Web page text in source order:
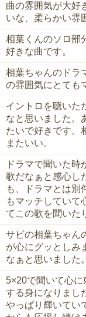
曲の雰囲気が大好
いな、柔らかい雰
相葉くんのソロ部
好きな曲です。
相葉ちゃんのドラ
の雰囲気にとても
イントロを聴いた
なと思いました。
たいで好きです。
またいい。
ドラマで聞いた時
歌だなぁと感心し
も、ドラマとは別
もマッチしていて
てこの歌を聞いた
サビの相葉ちゃん
が心にグッとしみ
なぁと思いました。
5×20で聞いて心に
する身になりまし
やっぱり輝いてい